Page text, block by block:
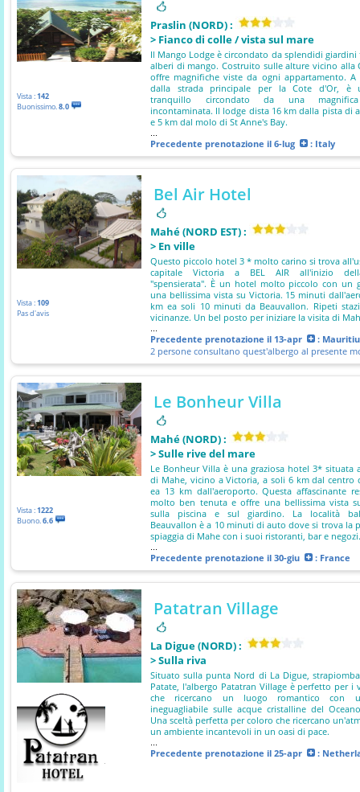
Vista :142
Buonissimo.8.0
Praslin (NORD) :
> Fianco di colle / vista sul mare
Il Mango Lodge è circondato da splendidi giardini
alberi di mango. Costruito sulle alture vicino alla
offre magnifiche viste da ogni appartamento. A
dalla strada principale per la Cote d'Or, è
tranquillo circondato da una
incontaminata. Il lodge dista 16 km dalla pista di
e 5 km dal molo di St Anne's Bay.
Precedente prenotazione il 6-lug : Italy
Vista :109
Pas d'avis
Bel Air Hotel
Mahé (NORD EST) :
> En ville
Questo piccolo hotel 3 * molto carino si trova
capitale Victoria a BEL AIR all'inizio
"spensierata". È un hotel molto piccolo con un
una bellissima vista su Victoria. 15 minuti
km ea soli 10 minuti da Beauvallon. Ripeti
vicinanze. Un bel posto per iniziare la visita di
Precedente prenotazione il 13-apr
:
2 persone consultano quest'albergo al presente
Vista :1222
Buono.6.6
Le Bonheur Villa
Mahé (NORD) :
> Sulle rive del mare
Le Bonheur Villa è una graziosa hotel 3* situata
di Mahe, vicino a Victoria, a soli 6 km dal centro
ea 13 km dall'aeroporto. Questa affascinante
molto ben tenuta e offre una bellissima vista
sulla piscina e sul giardino. La località
Beauvallon è a 10 minuti di auto dove si trova la
spiaggia di Mahe con i suoi ristoranti, bar e negozi.
Precedente prenotazione il 30-giu : France
Patatran Village
La Digue (NORD) :
> Sulla riva
Situato sulla punta Nord di La Digue,
Patate, l'albergo Patatran Village è perfetto per i
che ricercano un luogo romantico con
ineguagliabile sulle acque cristalline del
Una sceltà perfetta per coloro che ricercano
un ambiente incantevoli in un oasi di pace.
Precedente prenotazione il 25-apr :